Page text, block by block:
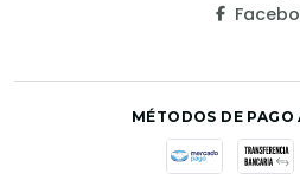
MÉTODOS DE PAGO